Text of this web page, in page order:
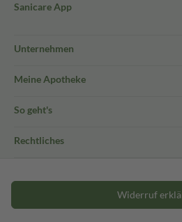
Sanicare App
Unternehmen
Meine Apotheke
So geht's
Rechtliches
Widerruf